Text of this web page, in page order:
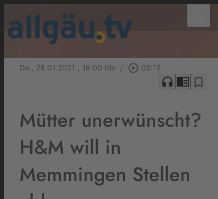
Do., 28.01.2021 , 18:00 Uhr / play_circle_outline 02:12
headphones chrome_reader_mode bookmark_border
Mütter unerwünscht?
H&M will in
Memmingen Stellen